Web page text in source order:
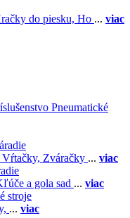
do piesku, Ho ... viac
Pneumatické
Vŕtačky, Zváračky ... viac
a gola sad ... viac
stroje
... viac